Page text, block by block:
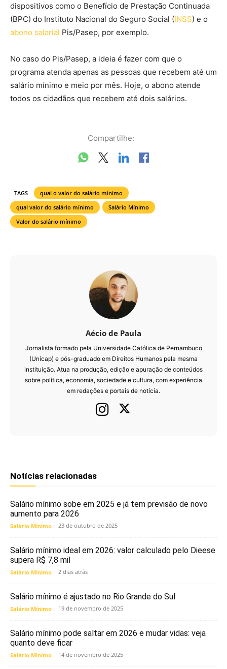
dispositivos como o Benefício de Prestação Continuada
(BPC) do Instituto Nacional do Seguro Social (INSS) e o
abono salarial Pis/Pasep, por exemplo.
No caso do Pis/Pasep, a ideia é fazer com que o
programa atenda apenas as pessoas que recebem até um
salário mínimo e meio por mês. Hoje, o abono atende
todos os cidadãos que recebem até dois salários.
Compartilhe:
TAGS
qual o valor do salário mínimo
qual valor do salário mínimo
Salário Mínimo
Valor do salário mínimo
Aécio de Paula
Jornalista formado pela Universidade Católica de Pernambuco
(Unicap) e pós-graduado em Direitos Humanos pela mesma
instituição. Atua na produção, edição e apuração de conteúdos
sobre política, economia, sociedade e cultura, com experiência
em redações e portais de notícia.
Notícias relacionadas
Salário mínimo sobe em 2025 e já tem previsão de novo
aumento para 2026
Salário Mínimo 23 de outubro de 2025
Salário mínimo ideal em 2026: valor calculado pelo Dieese
supera R$ 7,8 mil
Salário Mínimo 2 dias atrás
Salário mínimo é ajustado no Rio Grande do Sul
Salário Mínimo 19 de novembro de 2025
Salário mínimo pode saltar em 2026 e mudar vidas: veja
quanto deve ficar
Salário Mínimo 14 de novembro de 2025